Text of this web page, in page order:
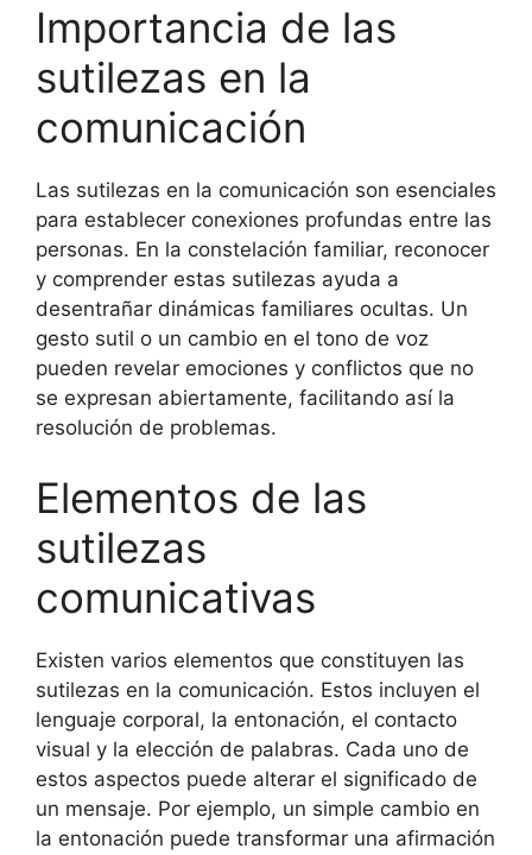
Importancia de las
sutilezas en la
comunicación
Las sutilezas en la comunicación son esenciales
para establecer conexiones profundas entre las
personas. En la constelación familiar, reconocer
y comprender estas sutilezas ayuda a
desentrañar dinámicas familiares ocultas. Un
gesto sutil o un cambio en el tono de voz
pueden revelar emociones y conflictos que no
se expresan abiertamente, facilitando así la
resolución de problemas.
Elementos de las
sutilezas
comunicativas
Existen varios elementos que constituyen las
sutilezas en la comunicación. Estos incluyen el
lenguaje corporal, la entonación, el contacto
visual y la elección de palabras. Cada uno de
estos aspectos puede alterar el significado de
un mensaje. Por ejemplo, un simple cambio en
la entonación puede transformar una afirmación